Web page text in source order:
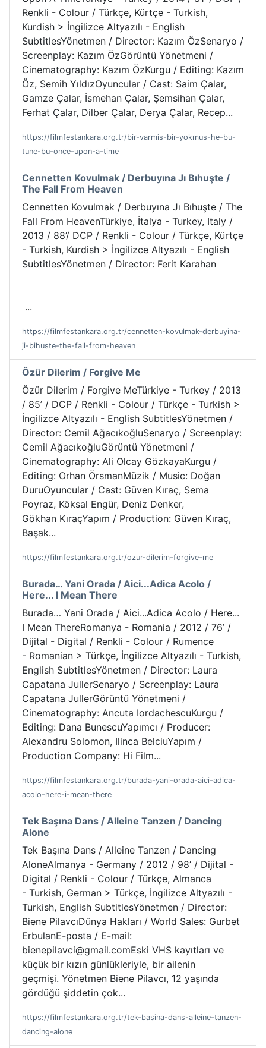
Renkli - Colour / Türkçe, Kürtçe - Turkish,
Kurdish > İngilizce Altyazılı - English
SubtitlesYönetmen / Director: Kazım ÖzSenaryo /
Screenplay: Kazım ÖzGörüntü Yönetmeni /
Cinematography: Kazım ÖzKurgu / Editing: Kazım
Öz, Semih YıldızOyuncular / Cast: Saim Çalar,
Gamze Çalar, İsmehan Çalar, Şemsihan Çalar,
Ferhat Çalar, Dilber Çalar, Derya Çalar, Recep...
https://filmfestankara.org.tr/bir-varmis-bir-yokmus-he-bu-
tune-bu-once-upon-a-time
Cennetten Kovulmak / Derbuyına Jı Bıhuşte /
The Fall From Heaven
Cennetten Kovulmak / Derbuyına Jı Bıhuşte / The
Fall From HeavenTürkiye, İtalya - Turkey, Italy /
2013 / 88’/ DCP / Renkli - Colour / Türkçe, Kürtçe
- Turkish, Kurdish > İngilizce Altyazılı - English
SubtitlesYönetmen / Director: Ferit Karahan
...
https://filmfestankara.org.tr/cennetten-kovulmak-derbuyina-
ji-bihuste-the-fall-from-heaven
Özür Dilerim / Forgive Me
Özür Dilerim / Forgive MeTürkiye - Turkey / 2013
/ 85’ / DCP / Renkli - Colour / Türkçe - Turkish >
İngilizce Altyazılı - English SubtitlesYönetmen /
Director: Cemil AğacıkoğluSenaryo / Screenplay:
Cemil AğacıkoğluGörüntü Yönetmeni /
Cinematography: Ali Olcay GözkayaKurgu /
Editing: Orhan ÖrsmanMüzik / Music: Doğan
DuruOyuncular / Cast: Güven Kıraç, Sema
Poyraz, Köksal Engür, Deniz Denker,
Gökhan KıraçYapım / Production: Güven Kıraç,
Başak...
https://filmfestankara.org.tr/ozur-dilerim-forgive-me
Burada… Yani Orada / Aici...Adica Acolo /
Here... I Mean There
Burada… Yani Orada / Aici...Adica Acolo / Here...
I Mean ThereRomanya - Romania / 2012 / 76’ /
Dijital - Digital / Renkli - Colour / Rumence
- Romanian > Türkçe, İngilizce Altyazılı - Turkish,
English SubtitlesYönetmen / Director: Laura
Capatana JullerSenaryo / Screenplay: Laura
Capatana JullerGörüntü Yönetmeni /
Cinematography: Ancuta IordachescuKurgu /
Editing: Dana BunescuYapımcı / Producer:
Alexandru Solomon, Ilinca BelciuYapım /
Production Company: Hi Film...
https://filmfestankara.org.tr/burada-yani-orada-aici-adica-
acolo-here-i-mean-there
Tek Başına Dans / Alleine Tanzen / Dancing
Alone
Tek Başına Dans / Alleine Tanzen / Dancing
AloneAlmanya - Germany / 2012 / 98’ / Dijital -
Digital / Renkli - Colour / Türkçe, Almanca
- Turkish, German > Türkçe, İngilizce Altyazılı -
Turkish, English SubtitlesYönetmen / Director:
Biene PilavcıDünya Hakları / World Sales: Gurbet
ErbulanE-posta / E-mail:
bienepilavci@gmail.comEski VHS kayıtları ve
küçük bir kızın günlükleriyle, bir ailenin
geçmişi. Yönetmen Biene Pilavcı, 12 yaşında
gördüğü şiddetin çok...
https://filmfestankara.org.tr/tek-basina-dans-alleine-tanzen-
dancing-alone